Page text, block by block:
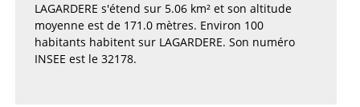
LAGARDERE s'étend sur 5.06 km² et son altitude
moyenne est de 171.0 mètres. Environ 100
habitants habitent sur LAGARDERE. Son numéro
INSEE est le 32178.